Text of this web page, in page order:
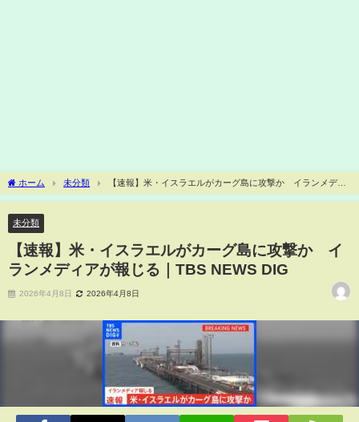
ホーム 未分類
【速報】米・イスラエルがカーグ島に攻撃か イランメディ
アが報じる｜TBS NEWS DIG
未分類
【速報】米・イスラエルがカーグ島に攻撃か イ
ランメディアが報じる｜TBS NEWS DIG
2026年4月8日 2026年4月8日